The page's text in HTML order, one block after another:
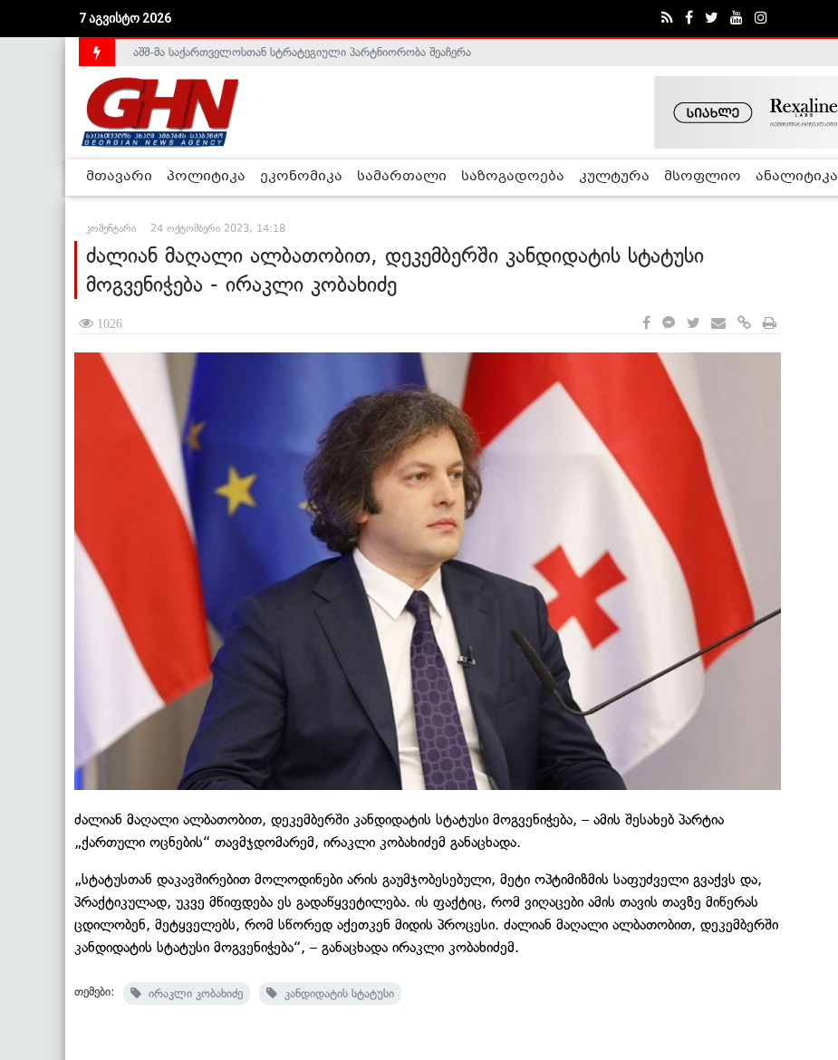
7 აგვისტო 2026
საქართველოს დე-ფაქტო მთავრობა არალეგიტიმურია - ჰელსინკის კომისია
აშშ-მა საქართველოსთან სტრატეგიული პარტნიორობა შეაჩერა
მთავარი პოლიტიკა ეკონომიკა სამართალი საზოგადოება კულტურა მსოფლიო ანალიტიკა
კომენტარი 24 ოქტომბერი 2023, 14:18
ძალიან მაღალი ალბათობით, დეკემბერში კანდიდატის სტატუსი
მოგვენიჭება - ირაკლი კობახიძე
1026
ძალიან მაღალი ალბათობით, დეკემბერში კანდიდატის სტატუსი მოგვენიჭება, – ამის შესახებ პარტია
„ქართული ოცნების“ თავმჯდომარემ, ირაკლი კობახიძემ განაცხადა.
„სტატუსთან დაკავშირებით მოლოდინები არის გაუმჯობესებული, მეტი ოპტიმიზმის საფუძველი გვაქვს და,
პრაქტიკულად, უკვე მწიფდება ეს გადაწყვეტილება. ის ფაქტიც, რომ ვიღაცები ამის თავის თავზე მიწერას
ცდილობენ, მეტყველებს, რომ სწორედ აქეთკენ მიდის პროცესი. ძალიან მაღალი ალბათობით, დეკემბერში
კანდიდატის სტატუსი მოგვენიჭება“, – განაცხადა ირაკლი კობახიძემ.
თემები: ირაკლი კობახიძე კანდიდატის სტატუსი